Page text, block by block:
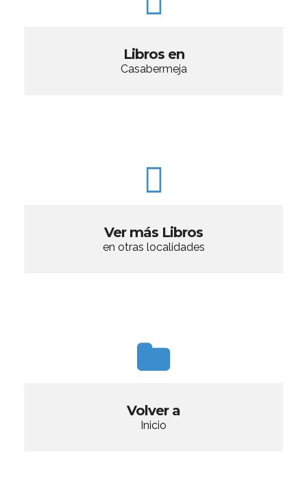
Libros en
Casabermeja
Ver más Libros
en otras localidades
Volver a
Inicio